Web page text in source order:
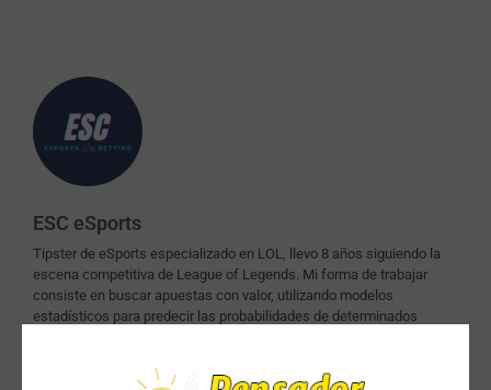
ESC eSports
Tipster de eSports especializado en LOL, llevo 8 años siguiendo la
escena competitiva de League of Legends. Mi forma de trabajar
consiste en buscar apuestas con valor, utilizando modelos
estadísticos para predecir las probabilidades de determinados
están disponibles en Bet365. Podéis encontrar mis estadísticas